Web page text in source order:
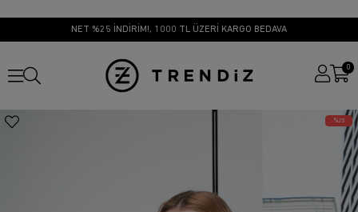
NET %25 İNDİRİM!, 1000 TL ÜZERİ KARGO BEDAVA
0
25